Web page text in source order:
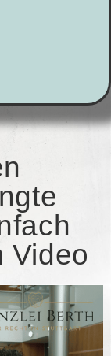
Video